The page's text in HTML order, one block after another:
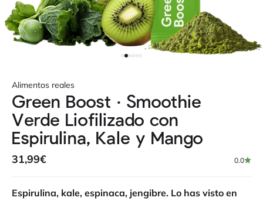
Alimentos reales
Green Boost · Smoothie
Verde Liofilizado con
Espirulina, Kale y Mango
Precio de oferta
31,99€ 0.0
Espirulina, kale, espinaca, jengibre. Lo has visto en